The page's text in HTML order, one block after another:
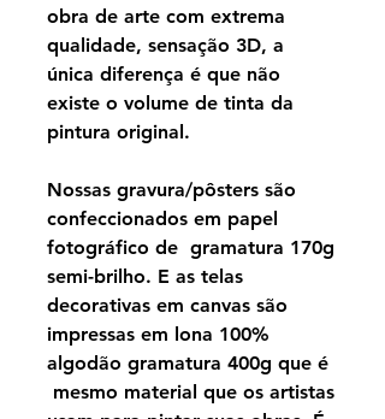
obra de arte com extrema
qualidade, sensação 3D, a
única diferença é que não
existe o volume de tinta da
pintura original.
Nossas gravura/pôsters são
confeccionados em papel
fotográfico de gramatura 170g
semi-brilho. E as telas
decorativas em canvas são
impressas em lona 100%
algodão gramatura 400g que é
mesmo material que os artistas